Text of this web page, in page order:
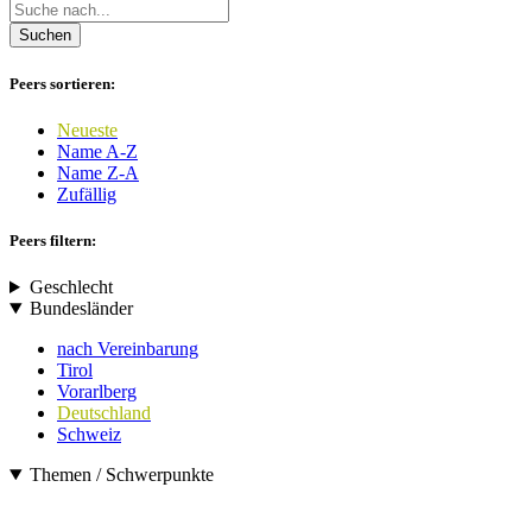
Suchen
Peers sortieren:
Neueste
Name A-Z
Name Z-A
Zufällig
Peers filtern:
Geschlecht
Bundesländer
nach Vereinbarung
Tirol
Vorarlberg
Deutschland
Schweiz
Themen / Schwerpunkte